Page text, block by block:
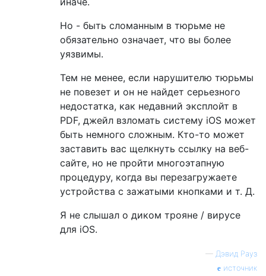
Но - быть сломанным в тюрьме не
обязательно означает, что вы более
уязвимы.
Тем не менее, если нарушителю тюрьмы
не повезет и он не найдет серьезного
недостатка, как недавний эксплойт в
PDF, джейл взломать систему iOS может
быть немного сложным. Кто-то может
заставить вас щелкнуть ссылку на веб-
сайте, но не пройти многоэтапную
процедуру, когда вы перезагружаете
устройства с зажатыми кнопками и т. Д.
Я не слышал о диком трояне / вирусе
для iOS.
— Дэвид Рауз
источник